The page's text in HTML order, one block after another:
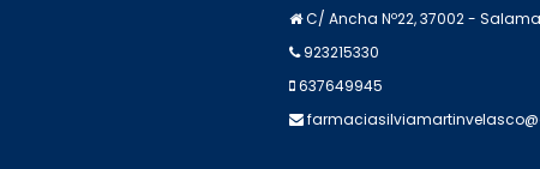
C/ Ancha Nº22, 37002 -
923215330
637649945